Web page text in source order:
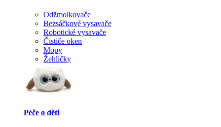
Odžmolkovače
Bezsáčkové vysavače
Robotické vysavače
Čističe oken
Mopy
Žehličky
Péče o děti